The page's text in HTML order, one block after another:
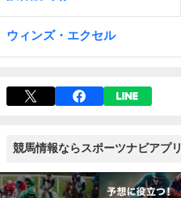
ウィンズ・エクセル
競馬情報ならスポーツナビアプリ